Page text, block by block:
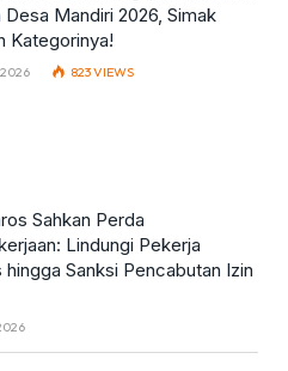
Desa Mandiri 2026, Simak
Kategorinya!
823VIEWS
Sahkan Perda
Lindungi Pekerja
hingga Sanksi Pencabutan Izin